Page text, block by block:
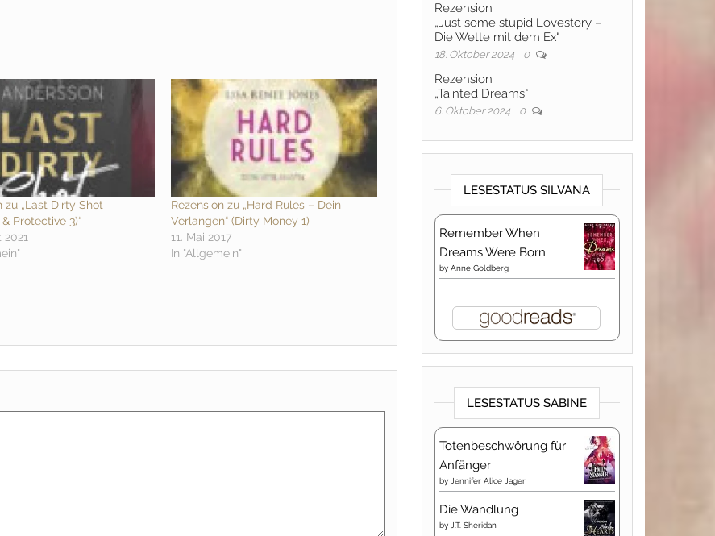
zu „Last Dirty Shot
Protective 3)“
2021
Rezension zu „Hard Rules – Dein
Verlangen“ (Dirty Money 1)
11. Mai 2017
In "Allgemein"
Rezension
„Just some stupid Lovestory –
Die Wette mit dem Ex“
18. Oktober 2024 0
Rezension
„Tainted Dreams“
6. Oktober 2024 0
LESESTATUS SILVANA
Remember When
Dreams Were Born
by Anne Goldberg
LESESTATUS SABINE
Totenbeschwörung für
Anfänger
by Jennifer Alice Jager
Die Wandlung
by J.T. Sheridan